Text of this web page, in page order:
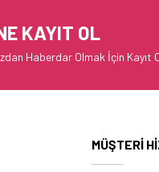
KAYIT OL
Haberdar Olmak İçin Kayıt
MÜŞTERİ